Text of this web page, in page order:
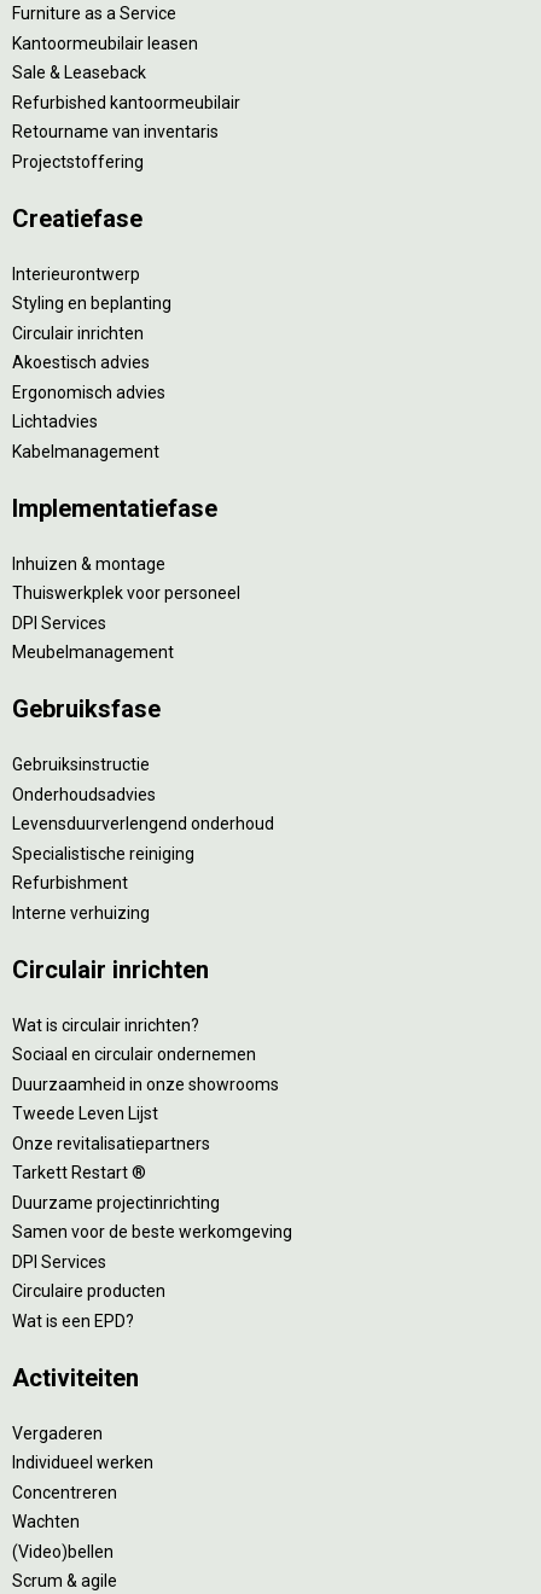
Furniture as a Service
Kantoormeubilair leasen
Sale & Leaseback
Refurbished kantoormeubilair
Retourname van inventaris
Projectstoffering
Creatiefase
Interieurontwerp
Styling en beplanting
Circulair inrichten
Akoestisch advies
Ergonomisch advies
Lichtadvies
Kabelmanagement
Implementatiefase
Inhuizen & montage
Thuiswerkplek voor personeel
DPI Services
Meubelmanagement
Gebruiksfase
Gebruiksinstructie
Onderhoudsadvies
Levensduurverlengend onderhoud
Specialistische reiniging
Refurbishment
Interne verhuizing
Circulair inrichten
Wat is circulair inrichten?
Sociaal en circulair ondernemen
Duurzaamheid in onze showrooms
Tweede Leven Lijst
Onze revitalisatiepartners
Tarkett Restart ®
Duurzame projectinrichting
Samen voor de beste werkomgeving
DPI Services
Circulaire producten
Wat is een EPD?
Activiteiten
Vergaderen
Individueel werken
Concentreren
Wachten
(Video)bellen
Scrum & agile